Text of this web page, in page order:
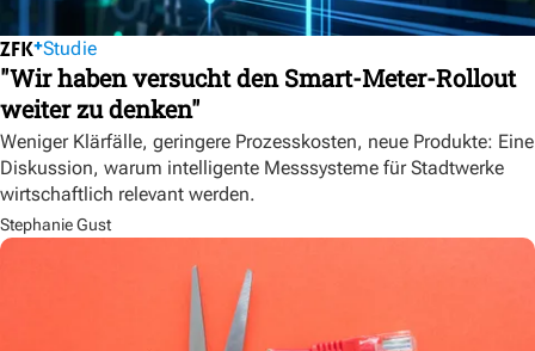
Studie
"Wir haben versucht den Smart-Meter-Rollout
weiter zu denken"
Weniger Klärfälle, geringere Prozesskosten, neue Produkte: Eine
Diskussion, warum intelligente Messsysteme für Stadtwerke
wirtschaftlich relevant werden.
Stephanie Gust